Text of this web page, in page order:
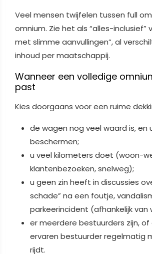
Veel mensen twijfelen tussen full
omnium. Zie het als “alles-inclusief”
met slimme aanvullingen”, al
inhoud per maatschappij.
Wanneer een volledige
past
Kies doorgaans voor een ruime
de wagen nog veel waard is, en
beschermen;
u veel kilometers doet (woon-
klantenbezoeken, snelweg);
u geen zin heeft in discussies
schade” na een foutje,
parkeerincident (afhankelijk van
er meerdere bestuurders zijn,
ervaren bestuurder regelmatig
rijdt.